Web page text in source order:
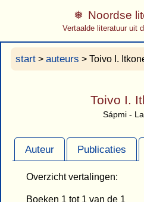
Noordse
Vertaalde literatuur uit
start > auteurs > Toivo I.
Toivo I.
Sápmi -
Auteur Publicaties
Overzicht vertalingen:
Boeken 1 tot 1 van de 1